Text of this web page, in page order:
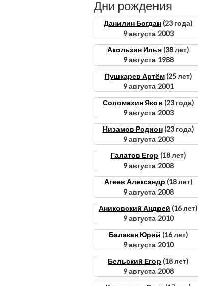
Дни рождения
Данилин Богдан (23 года)
9 августа 2003
Акользин Илья (38 лет)
9 августа 1988
Пушкарев Артём(25 лет)
9 августа 2001
Соломахин Яков (23 года)
9 августа 2003
Низамов Родион(23 года)
9 августа 2003
Галатов Егор (18 лет)
9 августа 2008
Агеев Александр (18 лет)
9 августа 2008
Аниковский Андрей (16 лет)
9 августа 2010
Балакан Юрий (16 лет)
9 августа 2010
Бельский Егор (18 лет)
9 августа 2008